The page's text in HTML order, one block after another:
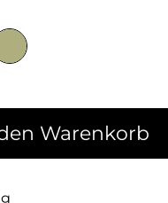
Warenkorb